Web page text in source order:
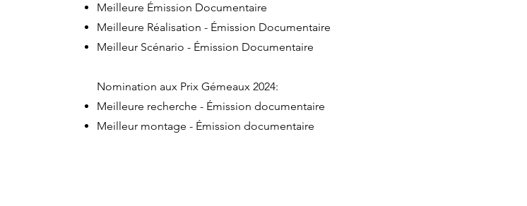
Meilleure Émission Documentaire
Meilleure Réalisation - Émission Documentaire
Meilleur Scénario - Émission Documentaire
Nomination aux Prix Gémeaux 2024:
Meilleure recherche - Émission documentaire
Meilleur montage - Émission documentaire